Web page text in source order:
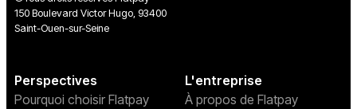
150 Boulevard Victor Hugo, 93400
Saint-Ouen-sur-Seine
Perspectives
Pourquoi choisir Flatpay
L'entreprise
À propos de Flatpay